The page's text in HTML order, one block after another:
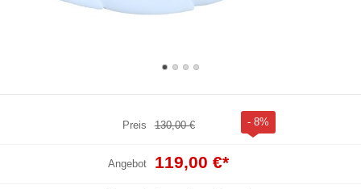
Preis 130,00 € - 8%
Angebot 119,00 €*